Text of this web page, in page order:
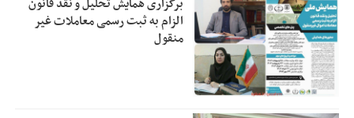
الزام به ثبت رسمی معاملات غیر
منقول